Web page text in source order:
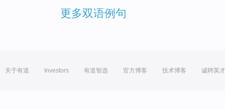
更多双语例句
关于有道 Investors 有道智选 官方博客 技术博客 诚聘英才